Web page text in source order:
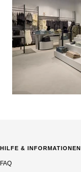
HILFE & INFORMATIONEN
FAQ